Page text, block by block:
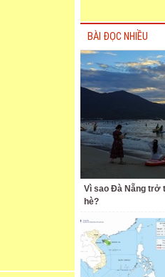
BÀI ĐỌC NHIỀU
Vì sao Đà Nẵng trở
hè?